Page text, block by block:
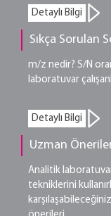
Detaylı Bilgi
Sıkça Sorulan
m/z nedir? S/N
laboratuvar
Detaylı Bilgi
Uzman
Analitik
tekniklerini